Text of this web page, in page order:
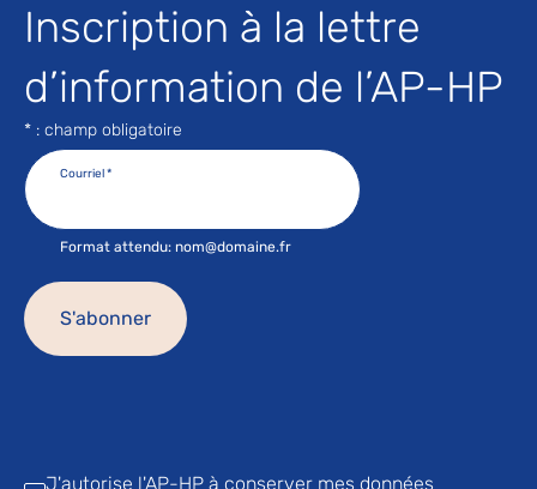
Inscription à la lettre
d’information de l’AP-HP
* : champ obligatoire
J'autorise l'AP-HP à conserver mes données
Courriel*
Format attendu: nom@domaine.fr